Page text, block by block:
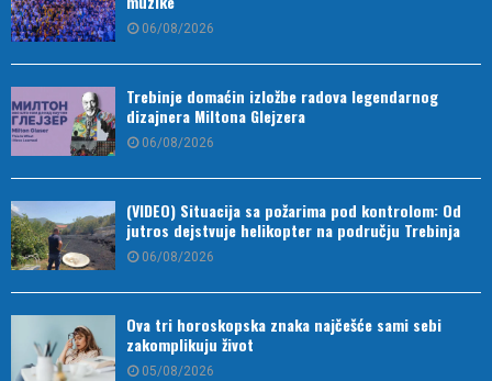
06/08/2026
Trebinje domaćin izložbe radova legendarnog
dizajnera Miltona Glejzera
06/08/2026
(VIDEO) Situacija sa požarima pod kontrolom: Od
jutros dejstvuje helikopter na području Trebinja
06/08/2026
Ova tri horoskopska znaka najčešće sami sebi
zakomplikuju život
05/08/2026